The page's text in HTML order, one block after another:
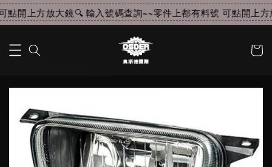
開上方放大鏡🔍 輸入號碼查詢~~零件上都有料號 可點開上方